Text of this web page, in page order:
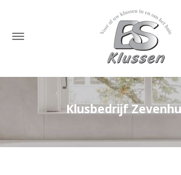
Klusbedrijf